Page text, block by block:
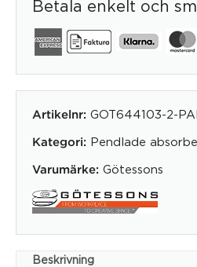
Betala enkelt och
Artikelnr: GOT644103-2-
Kategori: Pendlade
Varumärke: Götessons
Beskrivning